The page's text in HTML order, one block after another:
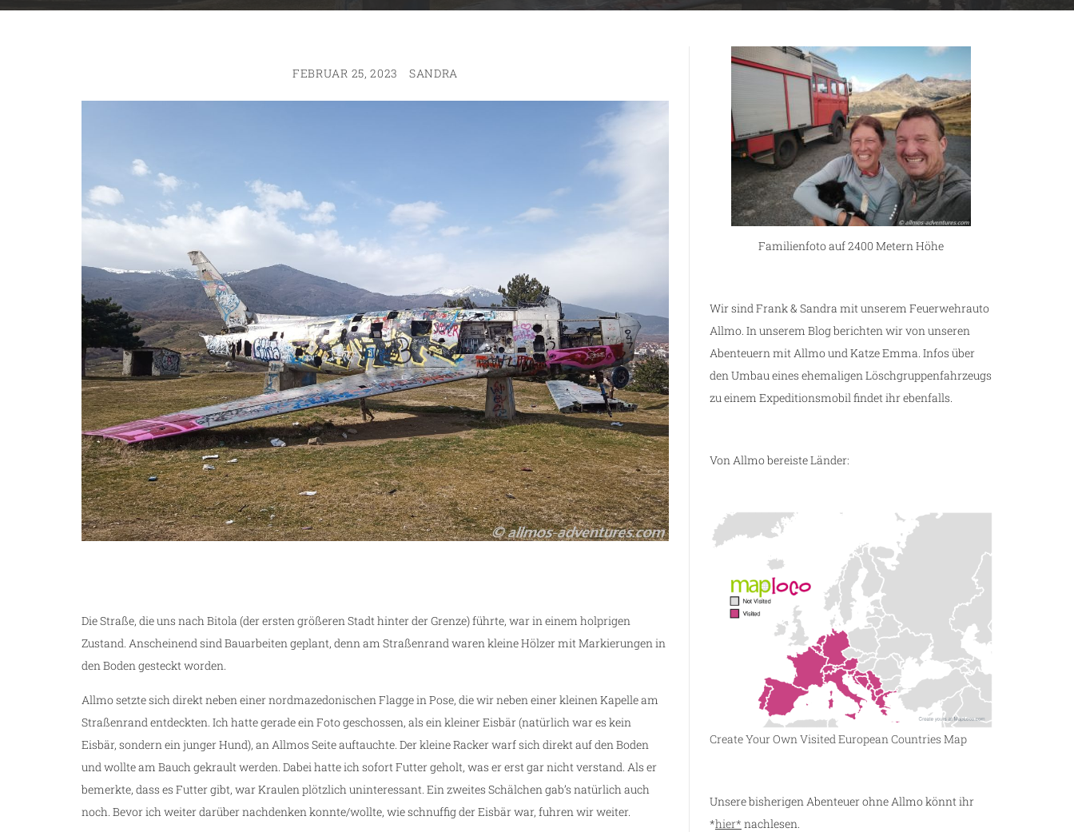
FEBRUAR 25, 2023 SANDRA
Die Straße, die uns nach Bitola (der ersten größeren Stadt hinter der Grenze) führte, war in einem holprigen
Zustand. Anscheinend sind Bauarbeiten geplant, denn am Straßenrand waren kleine Hölzer mit Markierungen in
den Boden gesteckt worden.
Allmo setzte sich direkt neben einer nordmazedonischen Flagge in Pose, die wir neben einer kleinen Kapelle am
Straßenrand entdeckten. Ich hatte gerade ein Foto geschossen, als ein kleiner Eisbär (natürlich war es kein
Eisbär, sondern ein junger Hund), an Allmos Seite auftauchte. Der kleine Racker warf sich direkt auf den Boden
und wollte am Bauch gekrault werden. Dabei hatte ich sofort Futter geholt, was er erst gar nicht verstand. Als er
bemerkte, dass es Futter gibt, war Kraulen plötzlich uninteressant. Ein zweites Schälchen gab’s natürlich auch
noch. Bevor ich weiter darüber nachdenken konnte/wollte, wie schnuffig der Eisbär war, fuhren wir weiter.
Familienfoto auf 2400 Metern Höhe
Wir sind Frank & Sandra mit unserem Feuerwehrauto
Allmo. In unserem Blog berichten wir von unseren
Abenteuern mit Allmo und Katze Emma. Infos über
den Umbau eines ehemaligen Löschgruppenfahrzeugs
zu einem Expeditionsmobil findet ihr ebenfalls.
Von Allmo bereiste Länder:
Create Your Own Visited European Countries Map
Unsere bisherigen Abenteuer ohne Allmo könnt ihr
*hier* nachlesen.